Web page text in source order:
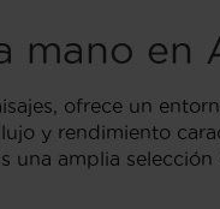
mano en
ofrece un
y rendimiento
una amplia